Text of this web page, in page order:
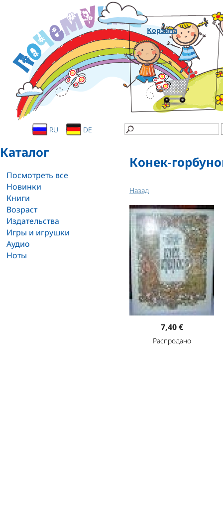
Корзина
RU DE
Каталог
Посмотреть все
Новинки
Книги
Возраст
Издательства
Игры и игрушки
Аудио
Ноты
Конек-
Назад
7,40 €
Распродано